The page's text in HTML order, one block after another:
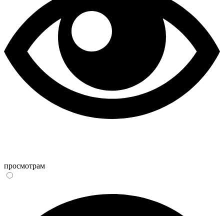
просмотрам